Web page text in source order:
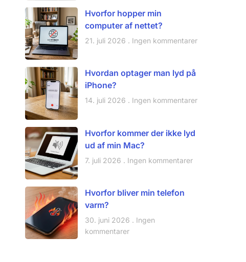
Hvorfor hopper min
computer af nettet?
21. juli 2026 Ingen kommentarer
Hvordan optager man lyd på
iPhone?
14. juli 2026 Ingen kommentarer
Hvorfor kommer der ikke lyd
ud af min Mac?
7. juli 2026 Ingen kommentarer
Hvorfor bliver min telefon
varm?
30. juni 2026
Ingen
kommentarer